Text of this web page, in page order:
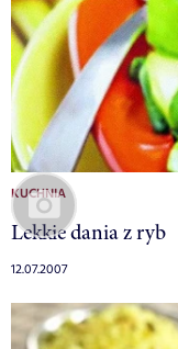
KUCHNIA
Lekkie dania z ryb
12.07.2007